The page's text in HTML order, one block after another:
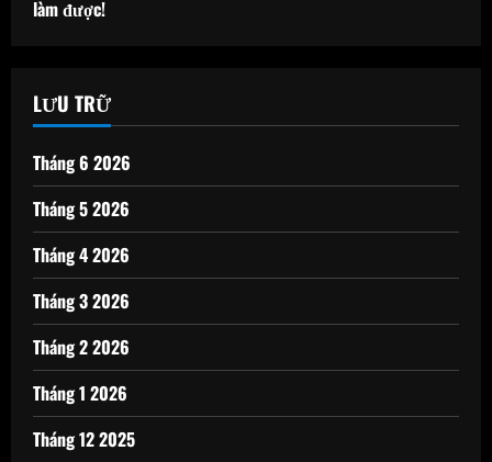
làm được!
LƯU TRỮ
Tháng 6 2026
Tháng 5 2026
Tháng 4 2026
Tháng 3 2026
Tháng 2 2026
Tháng 1 2026
Tháng 12 2025